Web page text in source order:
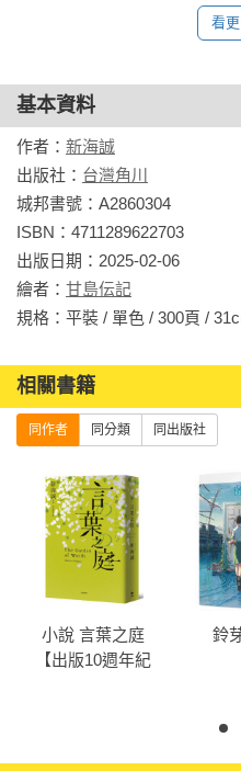
看
基本資料
作者： 新海誠
出版社： 台灣角川
城邦書號：A2860304
ISBN：4711289622703
出版日期：2025-02-06
繪者： 甘島伝記
規格：平裝 / 單色 / 300
相關書籍
同作者 同分類 同出版社
小說 言葉之庭
【出版10週年紀
鈴